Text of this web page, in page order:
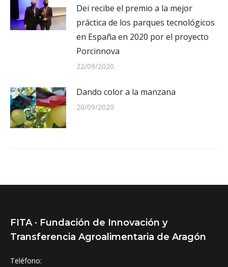
Dei recibe el premio a la mejor
práctica de los parques tecnológicos
en España en 2020 por el proyecto
Porcinnova
22/09/2020
Dando color a la manzana
20/09/2020
FITA · Fundación de Innovación y
Transferencia Agroalimentaria de Aragón
Teléfono: